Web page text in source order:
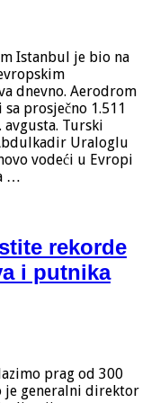
Istanbul je bio na
dnevno. Aerodrom
prosječno 1.511
Turski
Uraloglu
vodeći u Evropi
…
rekorde
i putnika
prag od 300
je generalni direktor